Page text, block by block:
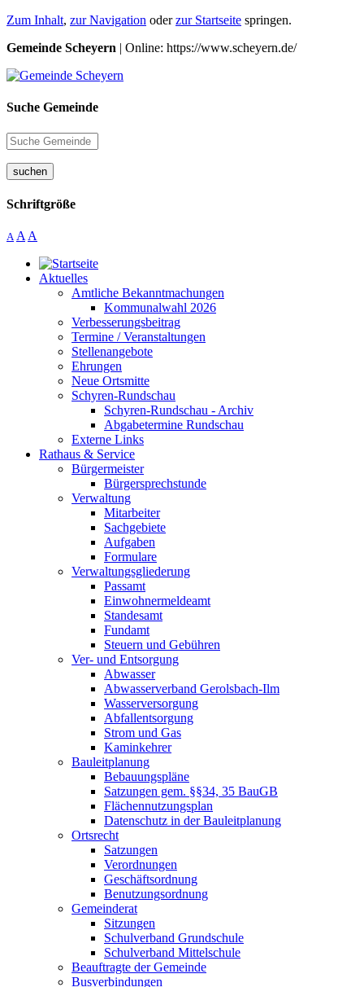
Zum Inhalt, zur Navigation oderzur Startseite springen.
Gemeinde Scheyern | Online: https://www.scheyern.de/
Suche Gemeinde
suchen
Schriftgröße
A A A
Aktuelles
Amtliche Bekanntmachungen
Kommunalwahl 2026
Verbesserungsbeitrag
Termine / Veranstaltungen
Stellenangebote
Ehrungen
Neue Ortsmitte
Schyren-Rundschau
Schyren-Rundschau - Archiv
Abgabetermine Rundschau
Externe Links
Rathaus & Service
Bürgermeister
Bürgersprechstunde
Verwaltung
Mitarbeiter
Sachgebiete
Aufgaben
Formulare
Verwaltungsgliederung
Passamt
Einwohnermeldeamt
Standesamt
Fundamt
Steuern und Gebühren
Ver- und Entsorgung
Abwasser
Abwasserverband Gerolsbach-Ilm
Wasserversorgung
Abfallentsorgung
Strom und Gas
Kaminkehrer
Bauleitplanung
Bebauungspläne
Satzungen gem. §§34, 35 BauGB
Flächennutzungsplan
Datenschutz in der Bauleitplanung
Ortsrecht
Satzungen
Verordnungen
Geschäftsordnung
Benutzungsordnung
Gemeinderat
Sitzungen
Schulverband Grundschule
Schulverband Mittelschule
Beauftragte der Gemeinde
Busverbindungen